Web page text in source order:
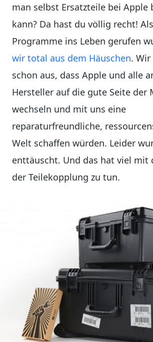
man selbst Ersatzteile bei Apple
kann? Da hast du völlig recht!
Programme ins Leben gerufen
wir total aus dem Häuschen.
schon aus, dass Apple und alle
Hersteller auf die gute Seite der
wechseln und mit uns eine
reparaturfreundliche,
Welt schaffen würden. Leider
enttäuscht. Und das hat viel mit
der Teilekopplung zu tun.